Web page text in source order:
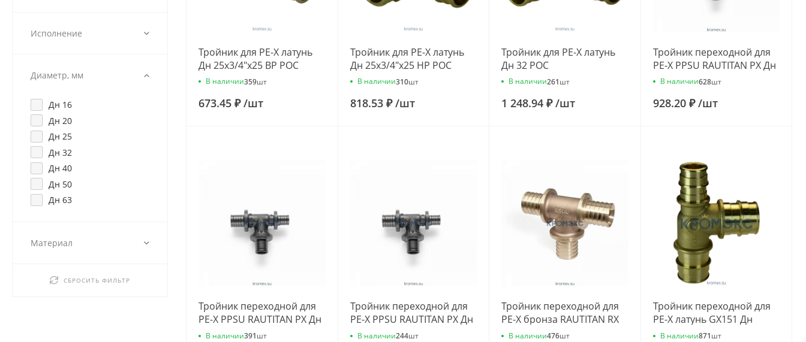
Исполнение
Диаметр, мм
Дн 16
Дн 20
Дн 25
Дн 32
Дн 40
Дн 50
Дн 63
Материал
СБРОСИТЬ ФИЛЬТР
Тройник для PE-X латунь
Дн 25х3/4"х25 ВР РОС
В наличии359шт
673.45 ₽/шт
Тройник для PE-X латунь
Дн 25х3/4"х25 НР РОС
В наличии310шт
818.53 ₽/шт
Тройник для PE-X латунь
Дн 32 РОС
В наличии261шт
1 248.94 ₽/шт
Тройник переходной для
PE-X PPSU RAUTITAN PX Дн
20х16х20 Rehau
В наличии628шт
928.20 ₽/шт
Тройник переходной для
PE-X PPSU RAUTITAN PX Дн
20х20х16 Rehau
В наличии391шт
Тройник переходной для
PE-X PPSU RAUTITAN PX Дн
25х20х20 Rehau
В наличии244шт
Тройник переходной для
PE-X бронза RAUTITAN RX
Дн 40х16х32 Rehau
В наличии476шт
Тройник переходной для
PE-X латунь GX151 Дн
40х20х40 Giacomini
В наличии871шт